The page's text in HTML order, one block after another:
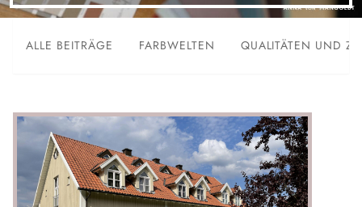
ALLE BEITRÄGE FARBWELTEN QUALITÄTEN UND